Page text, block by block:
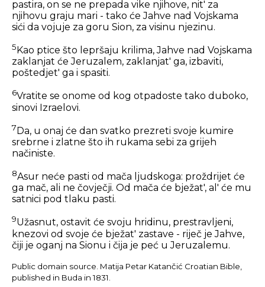
pastira, on se ne prepada vike njihove, nit' za
njihovu graju mari - tako će Jahve nad Vojskama
sići da vojuje za goru Sion, za visinu njezinu.
5 Kao ptice što lepršaju krilima, Jahve nad Vojskama
zaklanjat će Jeruzalem, zaklanjat' ga, izbaviti,
poštedjet' ga i spasiti.
6Vratite se onome od kog otpadoste tako duboko,
sinovi Izraelovi.
7Da, u onaj će dan svatko prezreti svoje kumire
srebrne i zlatne što ih rukama sebi za grijeh
načiniste.
8Asur neće pasti od mača ljudskoga: proždrijet će
ga mač, ali ne čovječji. Od mača će bježat', al' će mu
satnici pod tlaku pasti.
9Užasnut, ostavit će svoju hridinu, prestravljeni,
knezovi od svoje će bježat' zastave - riječ je Jahve,
čiji je oganj na Sionu i čija je peć u Jeruzalemu.
Public domain source. Matija Petar Katančić Croatian Bible,
published in Buda in 1831.